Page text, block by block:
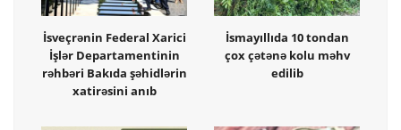
İsveçrənin Federal Xarici
İşlər Departamentinin
rəhbəri Bakıda şəhidlərin
xatirəsini anıb
İsmayıllıda 10 tondan
çox çətənə kolu məhv
edilib